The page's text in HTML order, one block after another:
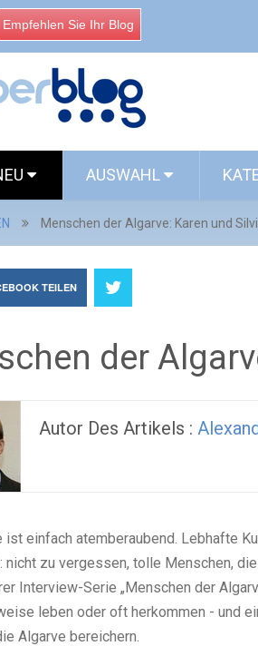
Empfehlen Sie Ihr Blog
AUSWAHL
Menschen der Algarve: Karen und
TEILEN
der
Autor Des Artikels :
ist ein­fach atem­be­rau­bend. Leb­haf­te
nicht zu ver­ges­sen, tol­le Men­schen,
Inter­view-Serie „Men­schen der
leben oder oft her­kom­men - und
Algar­ve berei­chern.